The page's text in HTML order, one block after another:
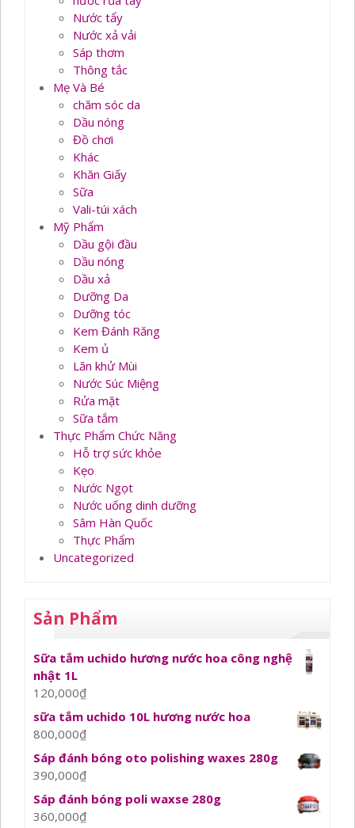
Nước tẩy
Nước xả vải
Sáp thơm
Thông tắc
Mẹ Và Bé
chăm sóc da
Dầu nóng
Đồ chơi
Khác
Khăn Giấy
Sữa
Vali-túi xách
Mỹ Phẩm
Dầu gội đầu
Dầu nóng
Dầu xả
Dưỡng Da
Dưỡng tóc
Kem Đánh Răng
Kem ủ
Lăn khử Mùi
Nước Súc Miệng
Rửa mặt
Sữa tắm
Thực Phẩm Chức Năng
Hỗ trợ sức khỏe
Kẹo
Nước Ngọt
Nước uống dinh dưỡng
Sâm Hàn Quốc
Thực Phẩm
Uncategorized
Sản Phẩm
Sữa tắm uchido hương nước hoa công nghệ
nhật 1L
120,000₫
sữa tắm uchido 10L hương nước hoa
800,000₫
Sáp đánh bóng oto polishing waxes 280g
390,000₫
Sáp đánh bóng poli waxse 280g
360,000₫